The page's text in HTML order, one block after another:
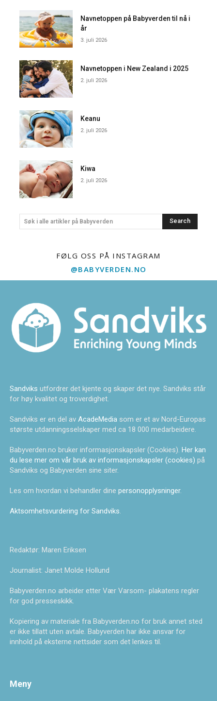
Navnetoppen på Babyverden til nå i
år
3. juli 2026
Navnetoppen i New Zealand i 2025
2. juli 2026
Keanu
2. juli 2026
Kiwa
2. juli 2026
Søk i alle artikler på Babyverden Search
FØLG OSS PÅ INSTAGRAM
@BABYVERDEN.NO
Sandviks utfordrer det kjente og skaper det nye. Sandviks står
for høy kvalitet og troverdighet.
Sandviks er en del av AcadeMedia som er et av Nord-Europas
største utdanningsselskaper med ca 18 000 medarbeidere.
Babyverden.no bruker informasjonskapsler (Cookies). Her kan
du lese mer om vår bruk av informasjonskapsler (cookies) på
Sandviks og Babyverden sine siter.
Les om hvordan vi behandler dine personopplysninger.
Aktsomhetsvurdering for Sandviks.
Redaktør: Maren Eriksen
Journalist: Janet Molde Hollund
Babyverden.no arbeider etter Vær Varsom- plakatens regler
for god presseskikk.
Kopiering av materiale fra Babyverden.no for bruk annet sted
er ikke tillatt uten avtale. Babyverden har ikke ansvar for
innhold på eksterne nettsider som det lenkes til.
Meny